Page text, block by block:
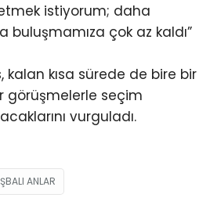
istiyorum; daha
buluşmamıza çok az kaldı”
kalan kısa sürede de bire bir
görüşmelerle seçim
vurguladı.
ANLAR